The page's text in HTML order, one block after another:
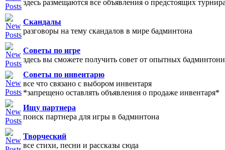
здесь размещаются все объявления о предстоящих
Скандалы
разговоры на тему скандалов в мире бадминтона
Советы по игре
здесь вы сможете получить совет от опытных
Советы по инвентарю
все что связано с выбором инвентаря
*запрещено оставлять объявления о продаже инвентаря*
Ищу партнера
поиск партнера для игры в бадминтона
Творческий
все стихи, песни и рассказы сюда